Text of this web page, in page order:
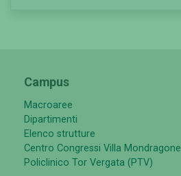
Campus
Macroaree
Dipartimenti
Elenco strutture
Centro Congressi Villa Mondragone
Policlinico Tor Vergata (PTV)